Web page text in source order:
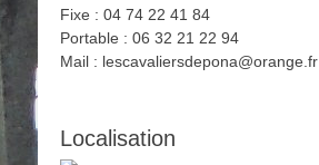
Fixe : 04 74 22 41 84
Portable : 06 32 21 22 94
Mail : lescavaliersdepona@orange.fr
Localisation